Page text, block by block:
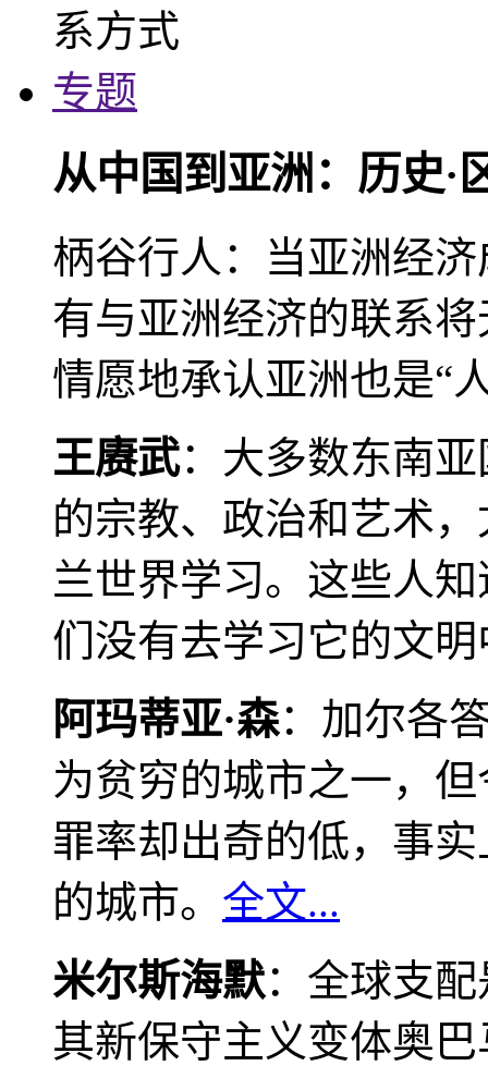
专题
从中国到亚洲：历史·
柄谷行人：当亚洲经
有与亚洲经济的联系
情愿地承认亚洲也是“
王赓武：大多数东南
的宗教、政治和艺术
兰世界学习。这些人
们没有去学习它的文
阿玛蒂亚·森：加尔各
为贫穷的城市之一，
罪率却出奇的低，事
的城市。 全文...
米尔斯海默：全球支
其新保守主义变体奥